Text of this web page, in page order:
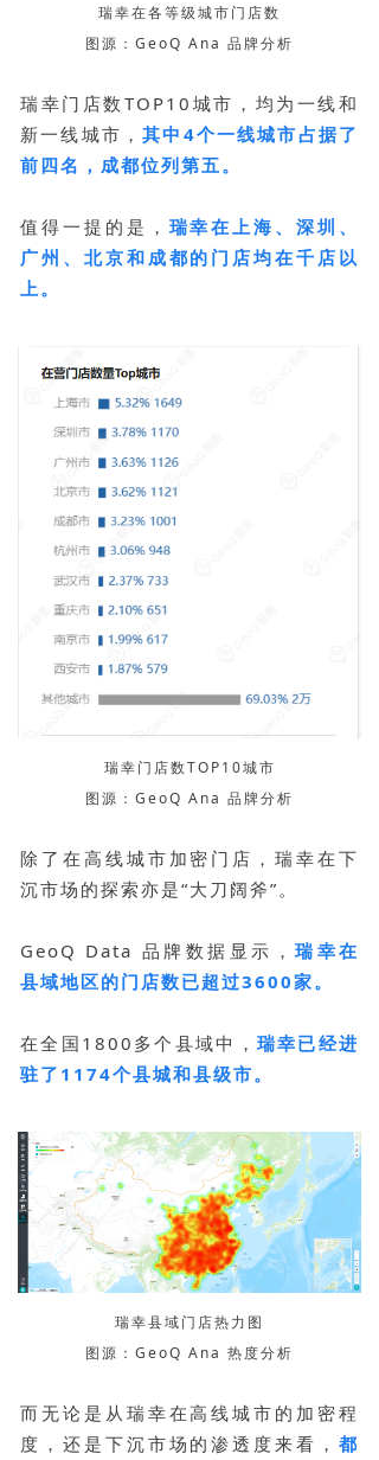
瑞幸在各等级城市门店数
图源：GeoQ Ana 品牌分析
瑞幸门店数TOP10城市，均为一线和
新一线城市，其中4个一线城市占据了
前四名，成都位列第五。
值得一提的是， 瑞幸在上海、深圳、
广州、北京和成都的门店均在千店以
上。
瑞幸门店数TOP10城市
图源：GeoQ Ana 品牌分析
除了在高线城市加密门店，瑞幸在下
沉市场的探索亦是“大刀阔斧”。
GeoQ Data 品牌数据显示，瑞幸在
县域地区的门店数已超过3600家。
在全国1800多个县域中， 瑞幸已经进
驻了1174个县城和县级市。
瑞幸县域门店热力图
图源：GeoQ Ana 热度分析
而无论是从瑞幸在高线城市的加密程
度，还是下沉市场的渗透度来看， 都